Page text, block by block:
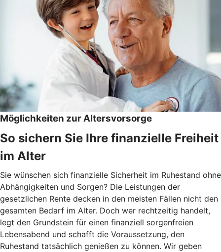
Möglichkeiten zur Altersvorsorge
So sichern Sie Ihre finanzielle Freiheit
im Alter
Sie wünschen sich finanzielle Sicherheit im Ruhestand ohne
Abhängigkeiten und Sorgen? Die Leistungen der
gesetzlichen Rente decken in den meisten Fällen nicht den
gesamten Bedarf im Alter. Doch wer rechtzeitig handelt,
legt den Grundstein für einen finanziell sorgenfreien
Lebensabend und schafft die Voraussetzung, den
Ruhestand tatsächlich genießen zu können. Wir geben